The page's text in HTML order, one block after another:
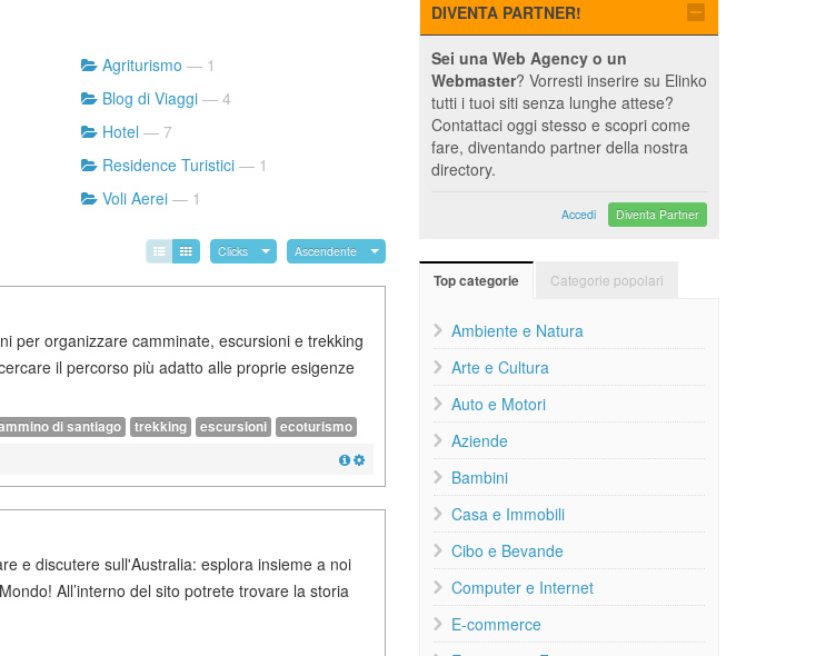
Agriturismo — 1
Blog di Viaggi — 4
Hotel — 7
Residence Turistici — 1
Voli Aerei — 1
Clicks Ascendente
per organizzare camminate, escursioni e trekking
il percorso più adatto alle proprie esigenze
di santiago trekking escursioni ecoturismo
e discutere sull'Australia: esplora insieme a noi
All’interno del sito potrete trovare la storia
DIVENTA PARTNER!
Sei una Web Agency o un
Webmaster? Vorresti inserire su Elinko
tutti i tuoi siti senza lunghe attese?
Contattaci oggi stesso e scopri come
fare, diventando partner della nostra
directory.
Accedi Diventa Partner
Top categorie Categorie popolari
Ambiente e Natura
Arte e Cultura
Auto e Motori
Aziende
Bambini
Casa e Immobili
Cibo e Bevande
Computer e Internet
E-commerce